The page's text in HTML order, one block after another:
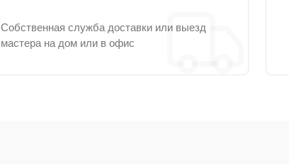
Собственная служба доставки или выезд
мастера на дом или в офис